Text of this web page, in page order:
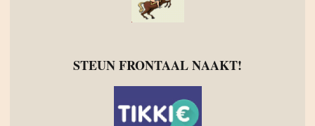
STEUN FRONTAAL NAAKT!